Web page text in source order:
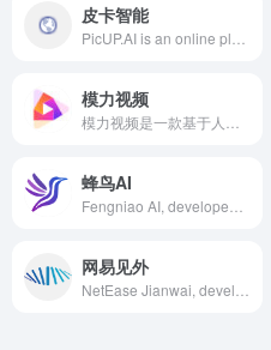
皮卡智能
模力视频
蜂鸟AI
网易见外